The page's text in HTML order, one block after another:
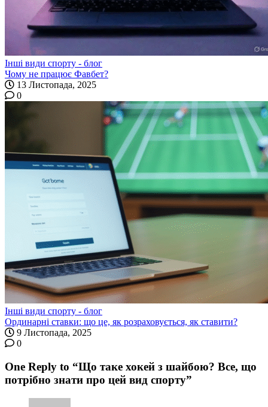
Інші види спорту - блог
Чому не працює Фавбет?
13 Листопада, 2025
0
Інші види спорту - блог
Ординарні ставки: що це, як розраховується, як ставити?
9 Листопада, 2025
0
One Reply to “Що таке хокей з шайбою? Все, що
потрібно знати про цей вид спорту”